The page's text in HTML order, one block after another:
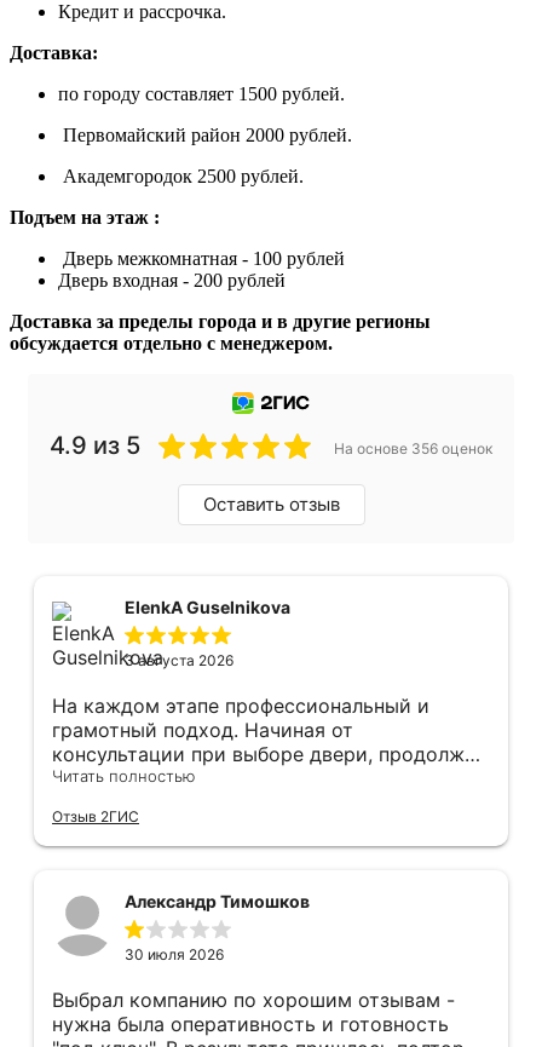
Кредит и рассрочка.
Доставка:
по городу составляет 1500 рублей.
Первомайский район 2000 рублей.
Академгородок 2500 рублей.
Подъем на этаж :
Дверь межкомнатная - 100 рублей
Дверь входная - 200 рублей
Доставка за пределы города и в другие регионы
обсуждается отдельно с менеджером.
4.9 из 5 На основе 356 оценок
Оставить отзыв
ElenkA Guselnikova
3 августа 2026
На каждом этапе профессиональный и
грамотный подход. Начиная от
консультации при выборе двери, продолжая
оперативным замером, завершая быстрой и
оформление двери - отдельное спасибо!
Рекомендуем и планируем в дальнейшем, по
Читать полностью
Отзыв 2ГИС
Александр Тимошков
30 июля 2026
Выбрал компанию по хорошим отзывам -
нужна была оперативность и готовность